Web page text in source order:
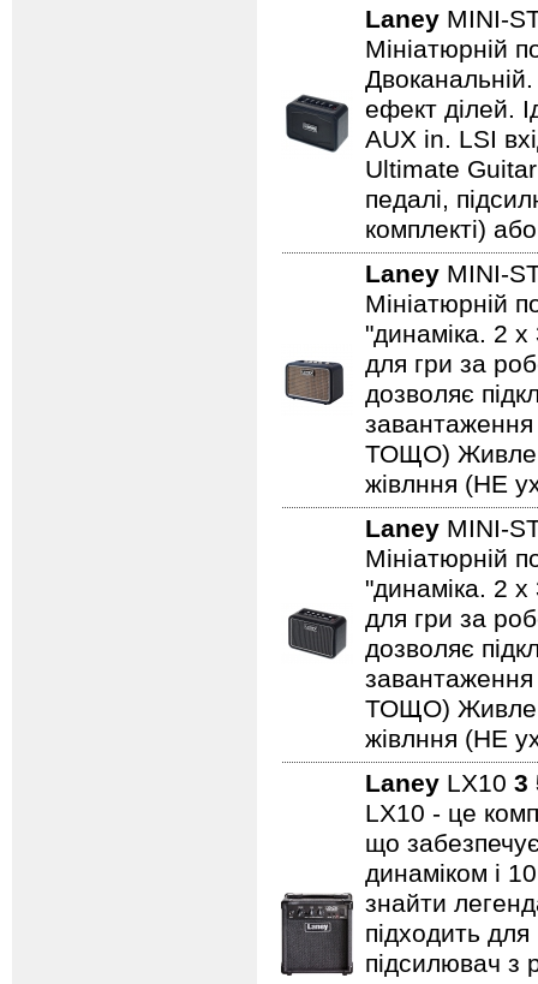
Laney MINI-
Мініатюрній
ефект ділей.
AUX in. LSI
Ultimate Guitar
педалі,
комплекті)
Laney MINI-
Мініатюрній
"динаміка. 2
для гри за
дозволяє
завантаження
ТОЩО)
жівлння (НЕ
Laney MINI-
Мініатюрній
"динаміка. 2
для гри за
дозволяє
завантаження
ТОЩО)
жівлння (НЕ
Laney LX10 3
LX10 - це
що
динаміком і
знайти
підходить
підсилювач з